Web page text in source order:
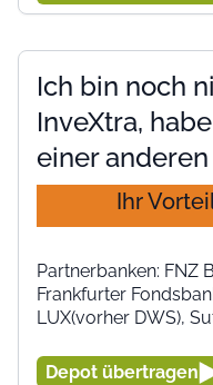
Ich bin noch
InveXtra,
einer anderen
Ihr
Partnerbanken: FNZ
Frankfurter
LUX(vorher DWS),
Depot übertragen